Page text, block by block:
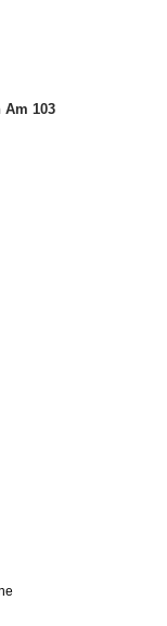
Am 103